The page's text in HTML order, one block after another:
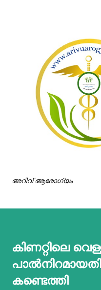
അറിവ് ആരോഗ്യം
കിണറ്റിലെ
കണ്ടെത്തി